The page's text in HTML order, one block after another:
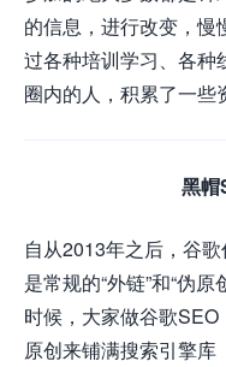
的信息，进行改变，慢
过各种培训学习、各种
圈内的人，积累了一些
黑帽
自从2013年之后，谷
是常规的“外链”和“伪
时候，大家做谷歌
原创来铺满搜索引擎库